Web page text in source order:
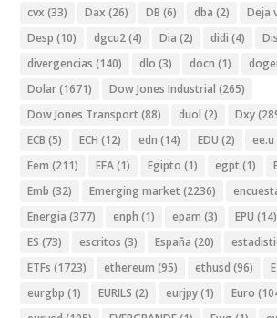
cvx (33) Dax (26) DB (6) dba (2) Deja
Desp (10) dgcu2(4) Dia (2) didi (4) Dis
divergencias (140) dlo (3) docn (1)
Dolar(1671) Dow Jones Industrial (265)
Dow Jones Transport (88) duol (2) Dxy
ECB (5) ECH (12) edn (14) EDU (2) ee.u
Eem (211) EFA(1) Egipto (1) egpt (1)
Emb (32) Emerging market (2236)
Energia (377) enph (1) epam (3) EPU (14)
ES (73) escritos (3) España (20)
ETFs (1723) ethereum (95) ethusd (96)
eurgbp (1) EURILS (2) eurjpy(1) Euro